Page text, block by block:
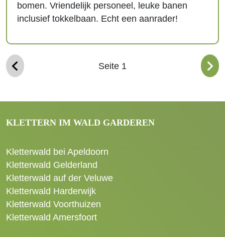
bomen. Vriendelijk personeel, leuke banen
inclusief tokkelbaan. Echt een aanrader!
Seite 1
KLETTERN IM WALD GARDEREN
Kletterwald bei Apeldoorn
Kletterwald Gelderland
Kletterwald auf der Veluwe
Kletterwald Harderwijk
Kletterwald Voorthuizen
Kletterwald Amersfoort